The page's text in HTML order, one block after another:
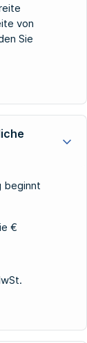
von
Sie
beginnt
€